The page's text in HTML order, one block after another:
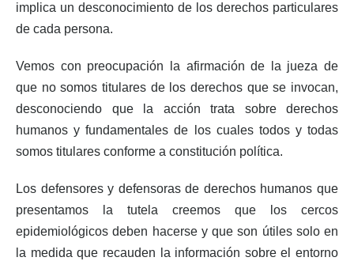
implica un desconocimiento de los derechos particulares
de cada persona.
Vemos con preocupación la afirmación de la jueza de
que no somos titulares de los derechos que se invocan,
desconociendo que la acción trata sobre derechos
humanos y fundamentales de los cuales todos y todas
somos titulares conforme a constitución política.
Los defensores y defensoras de derechos humanos que
presentamos la tutela creemos que los cercos
epidemiológicos deben hacerse y que son útiles solo en
la medida que recauden la información sobre el entorno